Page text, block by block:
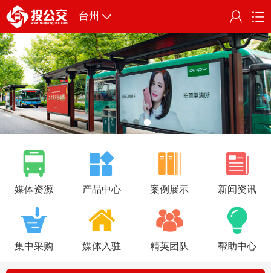
台州
媒体资源 产品中心 案例展示 新闻资讯
集中采购 媒体入驻 精英团队 帮助中心